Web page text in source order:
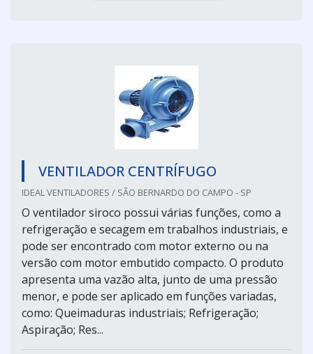
VENTILADOR CENTRÍFUGO
IDEAL VENTILADORES / SÃO BERNARDO DO CAMPO - SP
O ventilador siroco possui várias funções, como a
refrigeração e secagem em trabalhos industriais, e
pode ser encontrado com motor externo ou na
versão com motor embutido compacto. O produto
apresenta uma vazão alta, junto de uma pressão
menor, e pode ser aplicado em funções variadas,
como: Queimaduras industriais; Refrigeração;
Aspiração; Res...